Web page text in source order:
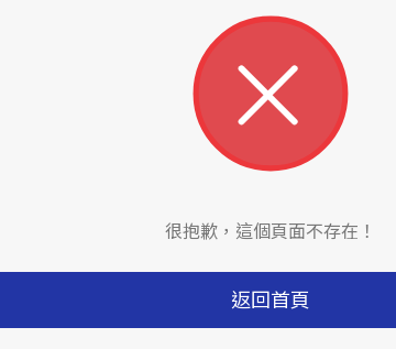
很抱歉，這個頁面不存在！
返回首頁